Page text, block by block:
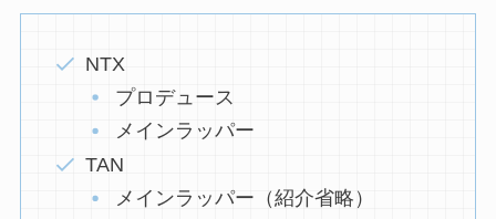
NTX
プロデュース
メインラッパー
TAN
メインラッパー（紹介省略）